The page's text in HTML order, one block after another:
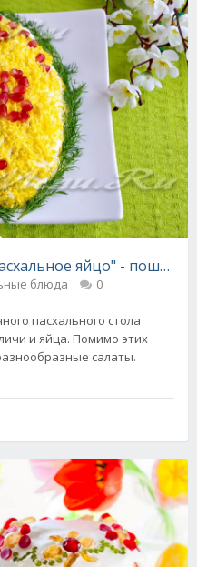
яйцо" -
блюда 0
пасхального стола
и яйца. Помимо этих
салаты.